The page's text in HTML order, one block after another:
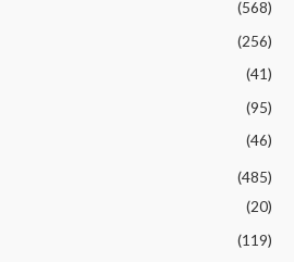
(568)
(256)
(41)
(95)
(46)
(485)
(20)
(119)